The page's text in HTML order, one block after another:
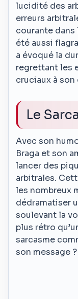
lucidité des
erreurs
courante dans
été aussi
a évoqué la
regrettant les
cruciaux à son
Le
Avec son
Braga et son
lancer des
arbitrales.
les nombreux
dédramatiser
soulevant la
plus rétro
sarcasme
son message ?